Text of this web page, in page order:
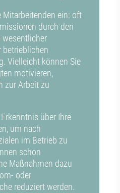
Mitarbeitenden ein: oft
durch den
wesentlicher
betrieblichen
Vielleicht können Sie
motivieren,
zur Arbeit zu
über Ihre
um nach
im Betrieb zu
schon
Maßnahmen dazu
oder
reduziert werden.